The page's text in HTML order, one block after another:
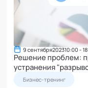
9 сентября202310:00 -
Решение проблем:
устранения
Бизнес-тренинг